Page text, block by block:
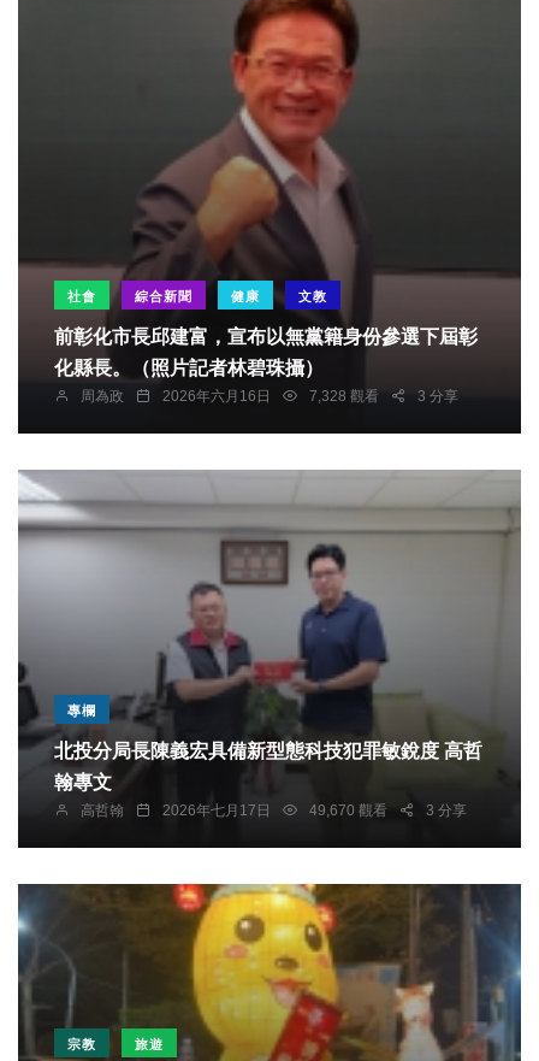
社會 綜合新聞 健康 文教
前彰化市長邱建富，宣布以無黨籍身份參選下屆彰
化縣長。（照片記者林碧珠攝）
周為政 2026年六月16日 7,328 觀看 3 分享
專欄
北投分局長陳義宏具備新型態科技犯罪敏銳度 高哲
翰專文
高哲翰 2026年七月17日 49,670 觀看 3 分享
宗教 旅遊